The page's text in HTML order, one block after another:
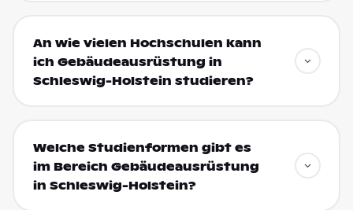
An wie vielen Hochschulen kann
ich Gebäudeausrüstung in
Schleswig-Holstein studieren?
Welche Studienformen gibt es
im Bereich Gebäudeausrüstung
in Schleswig-Holstein?